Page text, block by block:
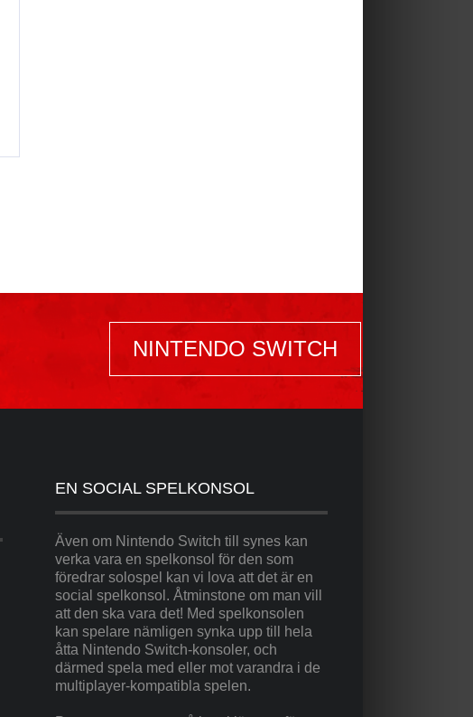
NINTENDO SWITCH
EN SOCIAL SPELKONSOL
Även om Nintendo Switch till synes kan
verka vara en spelkonsol för den som
föredrar solospel kan vi lova att det är en
social spelkonsol. Åtminstone om man vill
att den ska vara det! Med spelkonsolen
kan spelare nämligen synka upp till hela
åtta Nintendo Switch-konsoler, och
därmed spela med eller mot varandra i de
multiplayer-kompatibla spelen.